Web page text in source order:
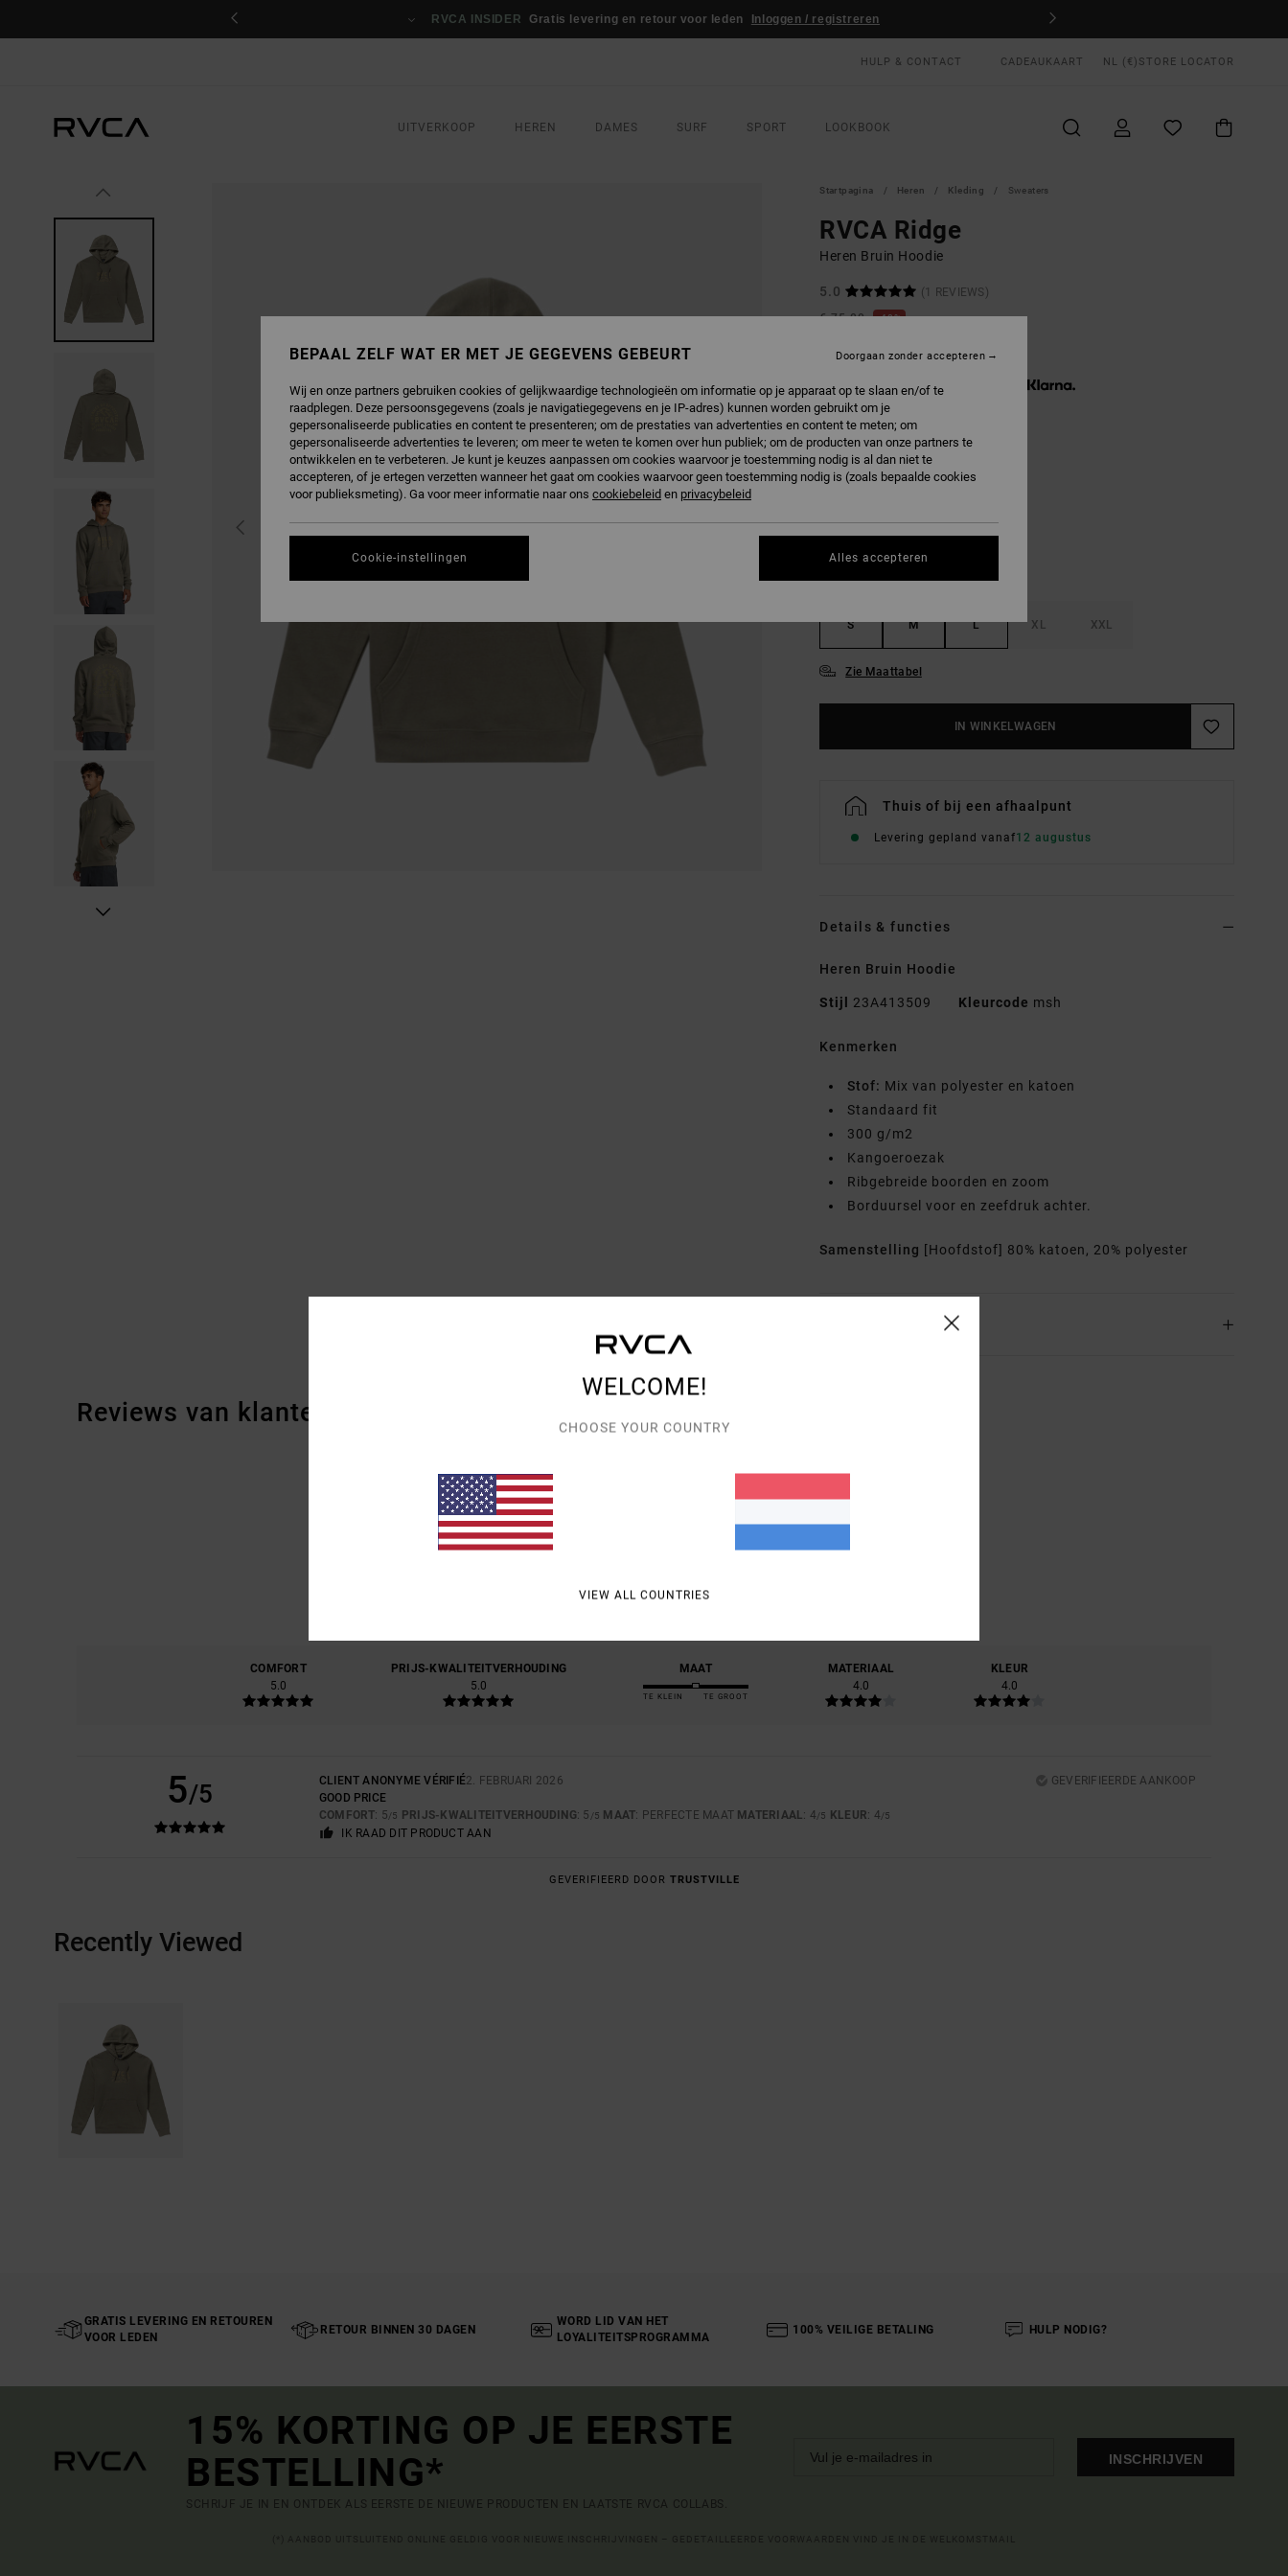
RVCA INSIDER Gratis levering en retour voor leden Inloggen / registreren
HULP & CONTACT CADEAUKAART NL (€) STORE LOCATOR
UITVERKOOP HEREN DAMES SURF SPORT LOOKBOOK
Startpagina Heren Kleding Sweaters
RVCA Ridge
Heren Bruin Hoodie
5.0
(1 REVIEWS)
€ 75,00
40%
Betaal 3 x € 15,00, zonder rente met
SALE
KLEUR Mushroom
S M L XL XXL
Zie Maattabel
IN WINKELWAGEN
Thuis of bij een afhaalpunt
Levering gepland vanaf12 augustus
Details & functies
Heren Bruin Hoodie
Stijl 23A413509 Kleurcode msh
Kenmerken
Stof: Mix van polyester en katoen
Standaard fit
300 g/m2
Kangoeroezak
Ribgebreide boorden en zoom
Borduursel voor en zeefdruk achter.
Samenstelling [Hoofdstof] 80% katoen, 20% polyester
Bezorging & Retour
Reviews van klanten
1 GEVERIFIEERDE BEOORDELINGEN
COMFORT
5.0
PRIJS-KWALITEITVERHOUDING
5.0
MAAT
TE KLEIN TE GROOT
MATERIAAL
4.0
KLEUR
4.0
5/5 CLIENT ANONYME VÉRIFIÉ2. FEBRUARI 2026
GEVERIFIEERDE AANKOOP
GOOD PRICE
COMFORT: 5/5 PRIJS-KWALITEITVERHOUDING: 5 /5 MAAT: PERFECTE MAAT MATERIAAL: 4/5 KLEUR: 4/5
IK RAAD DIT PRODUCT AAN
GEVERIFIEERD DOOR TRUSTVILLE
Recently Viewed
GRATIS LEVERING EN RETOUREN
VOOR LEDEN
RETOUR BINNEN 30 DAGEN
WORD LID VAN HET
LOYALITEITSPROGRAMMA
100% VEILIGE BETALING HULP NODIG?
15% KORTING OP JE EERSTE
BESTELLING*
SCHRIJF JE IN EN ONTDEK ALS EERSTE DE NIEUWE PRODUCTEN EN LAATSTE RVCA COLLABS.
INSCHRIJVEN
WELCOME!
CHOOSE YOUR COUNTRY
VIEW ALL COUNTRIES
BEPAAL ZELF WAT ER MET JE GEGEVENS GEBEURT
Wij en onze partners gebruiken cookies of gelijkwaardige technologieën om informatie op je apparaat op te slaan en/of te
raadplegen. Deze persoonsgegevens (zoals je navigatiegegevens en je IP-adres) kunnen worden gebruikt om je
gepersonaliseerde publicaties en content te presenteren; om de prestaties van advertenties en content te meten; om
gepersonaliseerde advertenties te leveren; om meer te weten te komen over hun publiek; om de producten van onze partners te
ontwikkelen en te verbeteren. Je kunt je keuzes aanpassen om cookies waarvoor je toestemming nodig is al dan niet te
accepteren, of je ertegen verzetten wanneer het gaat om cookies waarvoor geen toestemming nodig is (zoals bepaalde cookies
voor publieksmeting). Ga voor meer informatie naar ons cookiebeleid en privacybeleid
Cookie-instellingen
Doorgaan zonder accepteren
Alles accepteren